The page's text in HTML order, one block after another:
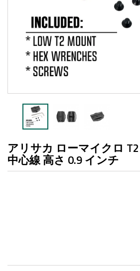
アリサカ ローマイクロ
中心線 高さ 0.9 インチ